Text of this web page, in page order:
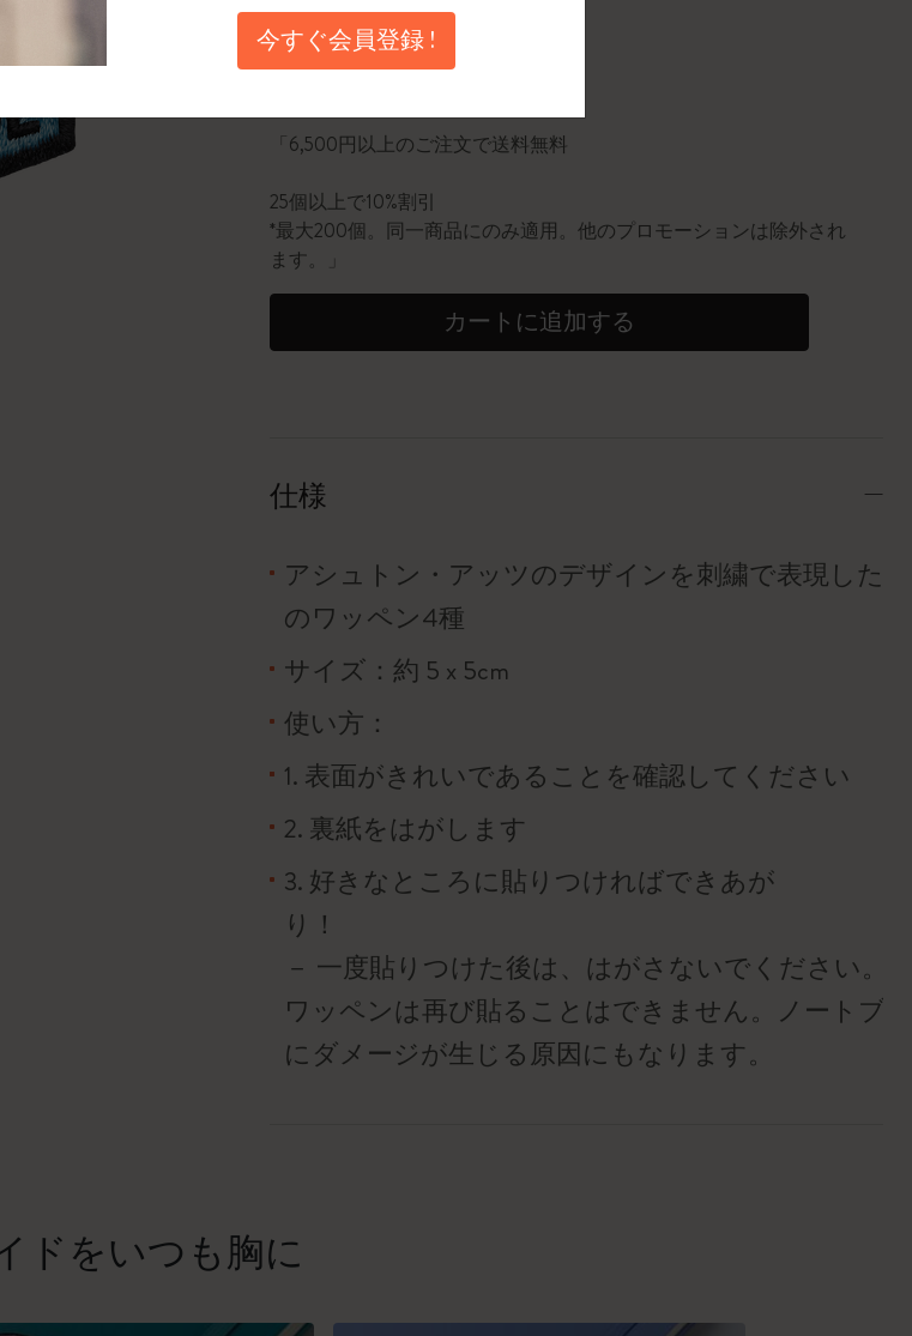
ンナー・コレクション
ク・プランナー
| モレスキン のコレク
数量が1に更新されました
「6,500円以上のご注文で送料無料
25個以上で10%割引
*最大200個。同一商品にのみ適用。他のプロモーションは除外され
ます。」
カートに追加する
仕様
アシュトン・アッツのデザインを刺繍で表現した
のワッペン4種
サイズ：約 5 x 5cm
使い方：
1. 表面がきれいであることを確認してください
2. 裏紙をはがします
3. 好きなところに貼りつければできあが
り
－ 一度貼りつけた後は、はがさないでください。
ワッペンは再び貼ることはできません。ノートブ
にダメージが生じる原因にもなります。
ドをいつも胸に
今すぐ会員登録 !